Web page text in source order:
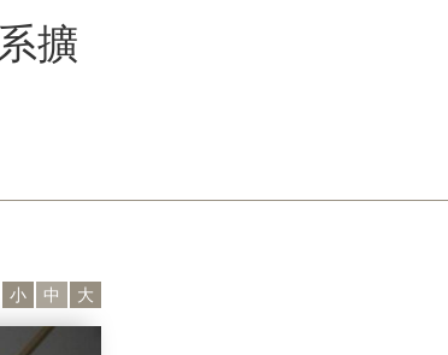
擴
小 中 大